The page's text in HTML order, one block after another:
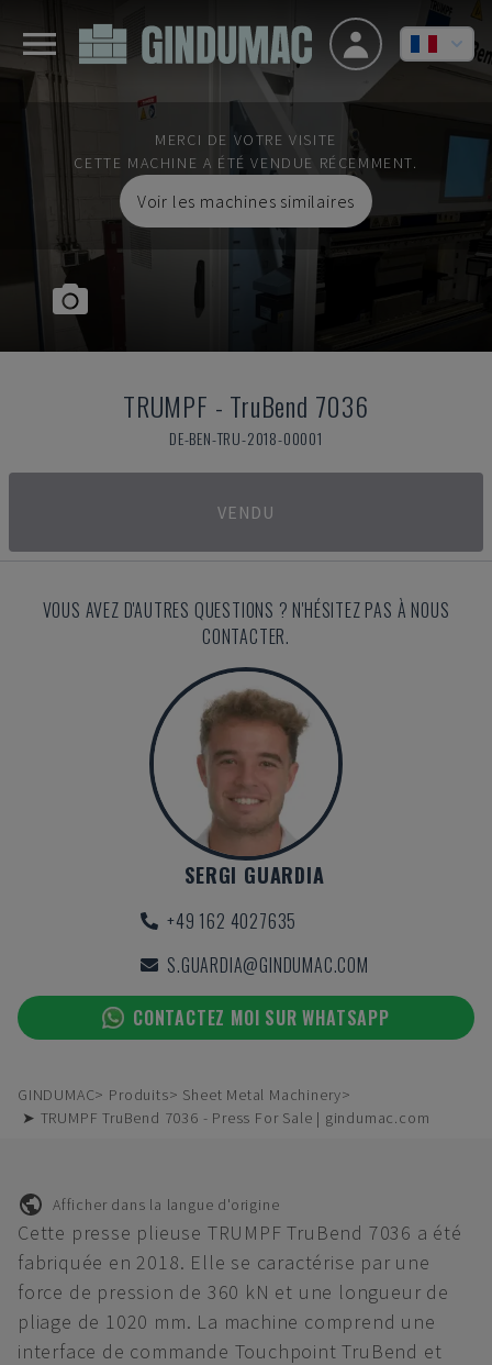
MERCI DE VOTRE VISITE
CETTE MACHINE A ÉTÉ VENDUE RÉCEMMENT.
Voir les machines similaires
TRUMPF - TruBend 7036
DE-BEN-TRU-2018-00001
VENDU
VOUS AVEZ D'AUTRES QUESTIONS ? N'HÉSITEZ PAS À NOUS
CONTACTER.
SERGI GUARDIA
+49 162 4027635
S.GUARDIA@GINDUMAC.COM
CONTACTEZ MOI SUR WHATSAPP
GINDUMAC Produits
Sheet Metal Machinery
➤ TRUMPF TruBend 7036 - Press For Sale | gindumac.com
Afficher dans la langue d'origine
Cette presse plieuse TRUMPF TruBend 7036 a été
fabriquée en 2018. Elle se caractérise par une
force de pression de 360 kN et une longueur de
pliage de 1020 mm. La machine comprend une
interface de commande Touchpoint TruBend et